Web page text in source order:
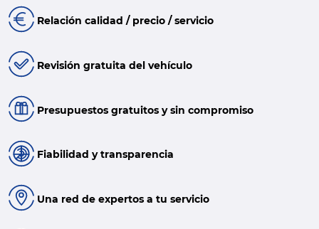
Relación calidad / precio / servicio
Revisión gratuita del vehículo
Presupuestos gratuitos y sin compromiso
Fiabilidad y transparencia
Una red de expertos a tu servicio